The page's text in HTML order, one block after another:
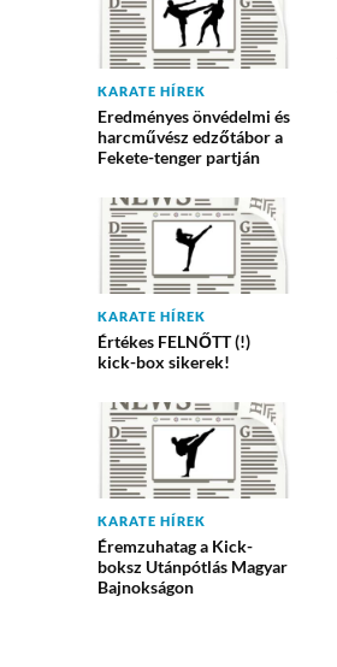
KARATE HÍREK
Eredményes önvédelmi és
harcművész edzőtábor a
Fekete-tenger partján
KARATE HÍREK
Értékes FELNŐTT (!)
kick-box sikerek!
KARATE HÍREK
Éremzuhatag a Kick-
boksz Utánpótlás Magyar
Bajnokságon